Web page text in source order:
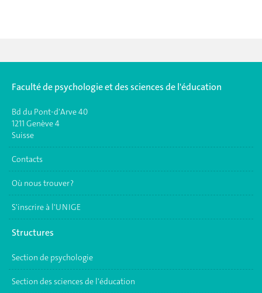
Faculté de psychologie et des sciences de l'éducation
Bd du Pont-d'Arve 40
1211 Genève 4
Suisse
Contacts
Où nous trouver ?
S'inscrire à l'UNIGE
Structures
Section de psychologie
Section des sciences de l'éducation